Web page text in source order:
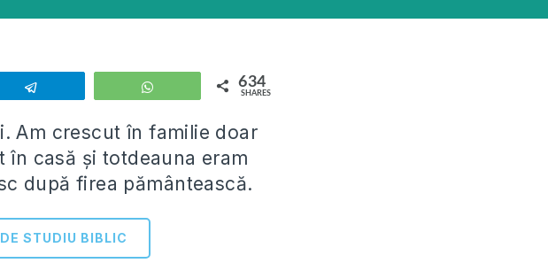
WhatsApp 634
SHARES
Am crescut în familie doar
în casă și totdeauna eram
după firea pământească.
STUDIU BIBLIC